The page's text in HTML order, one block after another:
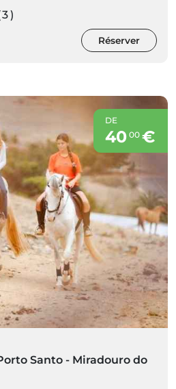
Réserver
DE
40 00€
Santo - Miradouro do